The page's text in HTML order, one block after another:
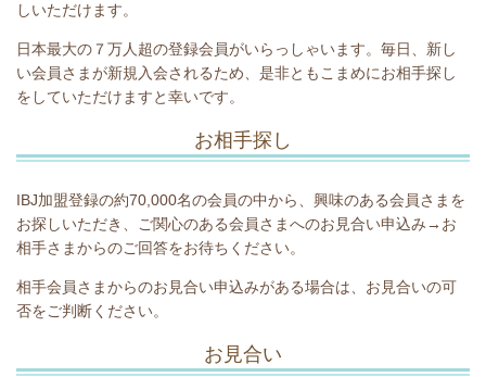
しいただけます。
日本最大の７万人超の登録会員がいらっしゃいます。毎日、新し
い会員さまが新規入会されるため、是非ともこまめにお相手探し
をしていただけますと幸いです。
お相手探し
IBJ加盟登録の約70,000名の会員の中から、興味のある会員さまを
お探しいただき、ご関心のある会員さまへのお見合い申込み→お
相手さまからのご回答をお待ちください。
相手会員さまからのお見合い申込みがある場合は、お見合いの可
否をご判断ください。
お見合い